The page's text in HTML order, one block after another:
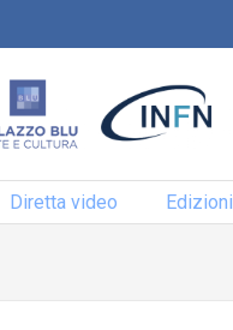
Diretta video Edizioni